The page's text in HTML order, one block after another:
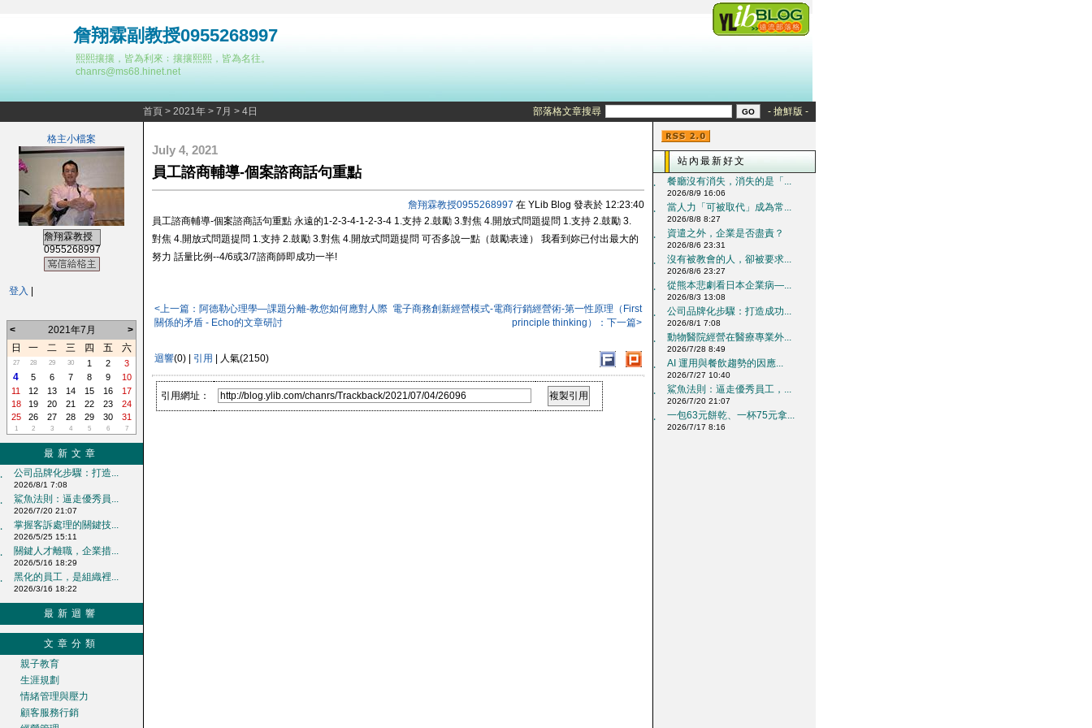
詹翔霖副教授0955268997
熙熙攘攘，皆為利來﹔攘攘熙熙，皆為名往。
chanrs@ms68.hinet.net
首頁 > 2021年 > 7月 > 4日 部落格文章搜尋 - 搶鮮版 -
格主小檔案
詹翔霖教授
0955268997
登入
< 2021年7月
>
日
一 二 三 四 五 六
27 28 29 30 1 2 3
4 5 6 7 8 9
10
11
12 13 14 15 16
17
18
19 20 21 22 23
24
25
26 27 28 29 30 31
1 2 3 4 5 6 7
最新文章
‧
公司品牌化步驟：打造...
2026/8/1 7:08
‧ 鯊魚法則：逼走優秀員...
2026/7/20 21:07
‧ 掌握客訴處理的關鍵技...
2026/5/25 15:11
‧ 關鍵人才離職，企業措...
2026/5/16 18:29
‧ 黑化的員工，是組織裡...
2026/3/16 18:22
最新迴響
文章分類
親子教育
生涯規劃
情緒管理與壓力
顧客服務行銷
July 4, 2021
員工諮商輔導-個案諮商話句重點
詹翔霖教授0955268997 在 YLib Blog 發表於 12:23:40
員工諮商輔導-個案諮商話句重點 永遠的1-2-3-4-1-2-3-4 1.支持 2.鼓勵 3.對焦 4.開放式問題提問 1.支持 2.鼓勵 3.
對焦 4.開放式問題提問 1.支持 2.鼓勵 3.對焦 4.開放式問題提問 可否多說一點（鼓勵表達） 我看到妳已付出最大的
努力 話量比例--4/6或3/7諮商師即成功一半!
<上一篇：阿德勒心理學—課題分離-教您如何應對人際
關係的矛盾 - Echo的文章研討
電子商務創新經營模式-電商行銷經營術-第一性原理（First
principle thinking）：下一篇>
迴響(0) | 引用 | 人氣(2150)
引用網址：
站內最新好文
‧ 餐廳沒有消失，消失的是「...
2026/8/9 16:06
‧ 當人力「可被取代」成為常...
2026/8/8 8:27
‧ 資遣之外，企業是否盡責？
2026/8/6 23:31
‧ 沒有被教會的人，卻被要求...
2026/8/6 23:27
‧ 從熊本悲劇看日本企業病—...
2026/8/3 13:08
‧ 公司品牌化步驟：打造成功...
2026/8/1 7:08
‧ 動物醫院經營在醫療專業外...
2026/7/28 8:49
‧ AI 運用與餐飲趨勢的因應...
2026/7/27 10:40
‧ 鯊魚法則：逼走優秀員工，...
2026/7/20 21:07
‧ 一包63元餅乾、一杯75元拿...
2026/7/17 8:16